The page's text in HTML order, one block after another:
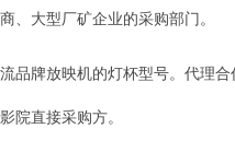
、大型厂矿企业的采购部门。
品牌放映机的灯杯型号。代
院直接采购方。